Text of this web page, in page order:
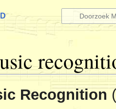
Recognition